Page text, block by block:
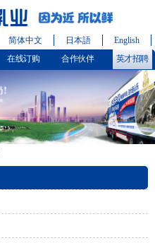
简体中文 日本語
English
在线订购 合作伙伴 英才招聘